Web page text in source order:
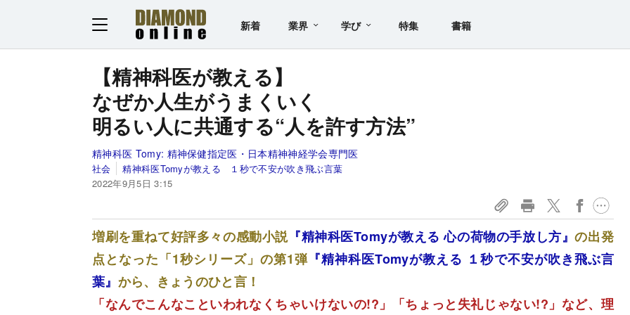
新着 業界 学び 特集 書籍
【精神科医が教える】
なぜか人生がうまくいく
明るい人に共通する“人を許す方法”
精神科医 Tomy: 精神保健指定医・日本精神神経学会専門医
社会
精神科医Tomyが教える １秒で不安が吹き飛ぶ言葉
2022年9月5日 3:15
増刷を重ねて好評多々の感動小説『精神科医Tomyが教える 心の荷物の手放し方』の出発
点となった「1秒シリーズ」の第1弾 『精神科医Tomyが教える １秒で不安が吹き飛ぶ言
葉』 から、きょうのひと言！
「なんでこんなこといわれなくちゃいけないの!?」「ちょっと失礼じゃない!?」など、理